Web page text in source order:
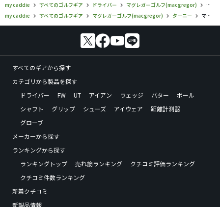
my caddie すべてのゴルフギア ドライバー マグレガーゴルフ(macgregor)
マグ
my caddie
すべてのゴルフギア マグレガーゴルフ(macgregor) ターニー マグレガーゴルフ／ターニー／ドライバーの口コミ評価
すべてのギアから探す
カテゴリから製品を探す
ドライバー
FW UT アイアン ウェッジ パター
ボール
シャフト
グリップ シューズ アイウェア
距離計測器
グローブ
メーカーから探す
ランキングから探す
ランキングトップ
売れ筋ランキング
クチコミ評価ランキング
クチコミ件数ランキング
新着クチコミ
新製品情報